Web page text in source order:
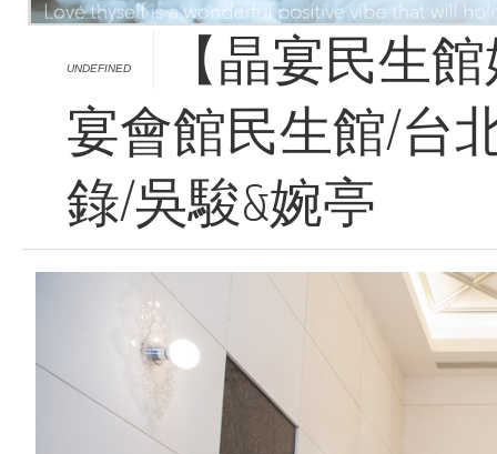
UNDEFINED
【晶宴民生
宴會館民生館/台
錄/吳駿&婉亭